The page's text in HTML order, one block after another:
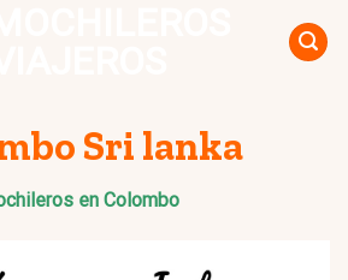
Sri lanka
en Colombo